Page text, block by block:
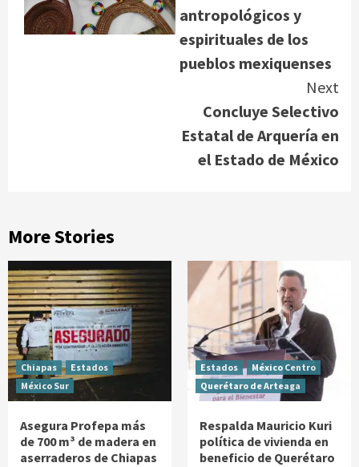
antropológicos y
espirituales de los
pueblos mexiquenses
Next
Concluye Selectivo
Estatal de Arquería en
el Estado de México
More Stories
Chiapas
Estados
México Sur
Asegura Profepa más
de 700 m³ de madera en
aserraderos de Chiapas
Estados
México Centro
Querétaro de Arteaga
Respalda Mauricio Kuri
política de vivienda en
beneficio de Querétaro